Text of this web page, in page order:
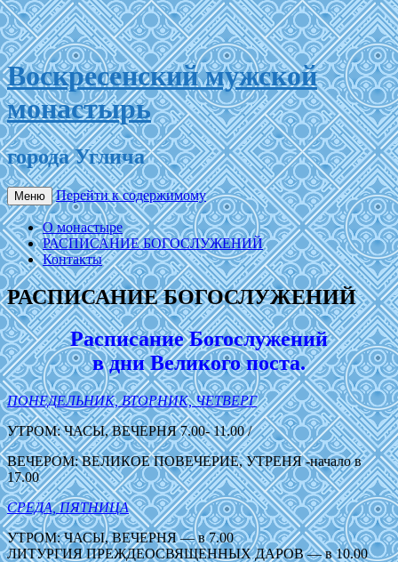
Воскресенский мужской
монастырь
города Углича
Меню Перейти к содержимому
О монастыре
РАСПИСАНИЕ БОГОСЛУЖЕНИЙ
Контакты
РАСПИСАНИЕ БОГОСЛУЖЕНИЙ
Расписание Богослужений
в дни Великого поста.
ПОНЕДЕЛЬНИК, ВТОРНИК, ЧЕТВЕРГ
УТРОМ: ЧАСЫ, ВЕЧЕРНЯ 7.00- 11.00 /
ВЕЧЕРОМ: ВЕЛИКОЕ ПОВЕЧЕРИЕ, УТРЕНЯ -начало в
17.00
СРЕДА, ПЯТНИЦА
УТРОМ: ЧАСЫ, ВЕЧЕРНЯ — в 7.00
ЛИТУРГИЯ ПРЕЖДЕОСВЯЩЕННЫХ ДАРОВ — в 10.00